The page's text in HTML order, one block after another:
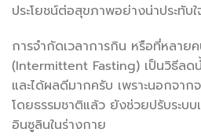
ประโยชน์ต่อสุขภาพอย่างน่าประทับใ
การจำกัดเวลาการกิน หรือที่หลาย
(Intermittent Fasting) เป็นวิธีลด
และได้ผลดีมากครับ เพราะนอกจา
โดยธรรมชาติแล้ว ยังช่วยปรับระบ
อินซูลินในร่างกาย